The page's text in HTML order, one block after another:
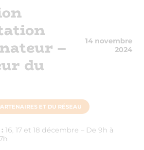
–
du
14 novembre
2024
ET DU RÉSEAU
16, 17 et 18 décembre – De 9h à